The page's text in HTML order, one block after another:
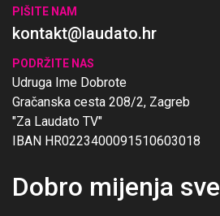
PIŠITE NAM
kontakt@laudato.hr
PODRŽITE NAS
Udruga Ime Dobrote
Gračanska cesta 208/2, Zagreb
"Za Laudato TV"
IBAN HR0223400091510603018
Dobro mijenja sve